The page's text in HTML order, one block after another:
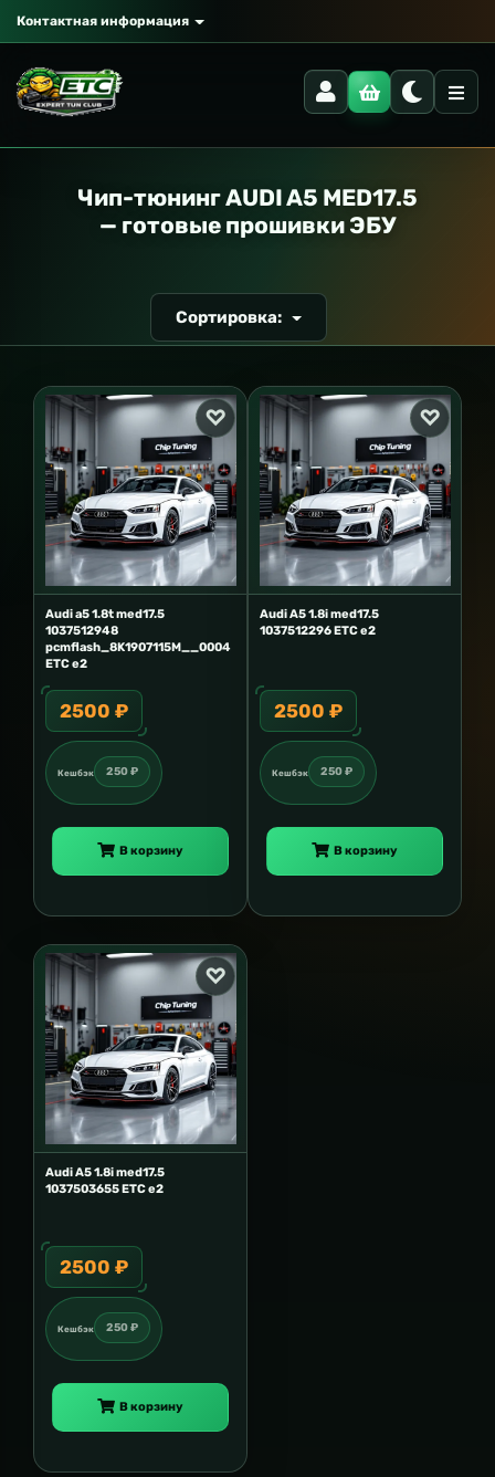
Контактная информация
Чип-тюнинг AUDI A5 MED17.5
— готовые прошивки ЭБУ
Сортировка:
Audi a5 1.8t med17.5
1037512948
pcmflash_8K1907115M__0004
ETC e2
2500 ₽
Кешбэк 250 ₽
В корзину
Audi A5 1.8i med17.5
1037512296 ETC e2
2500 ₽
Кешбэк 250 ₽
В корзину
Audi A5 1.8i med17.5
1037503655 ETC e2
2500 ₽
Кешбэк 250 ₽
В корзину